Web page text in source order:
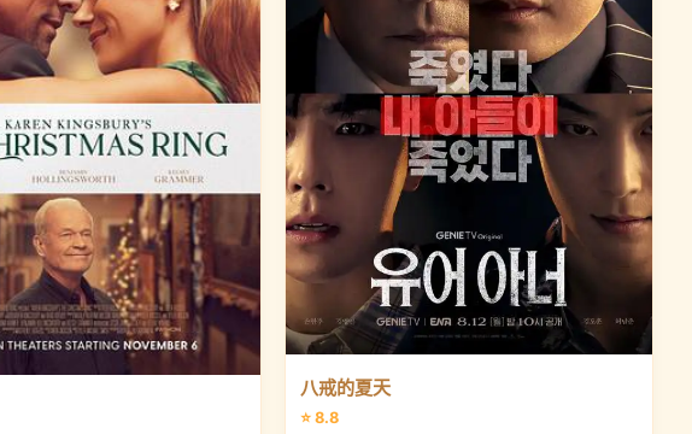
八戒的夏天
⭐ 8.8